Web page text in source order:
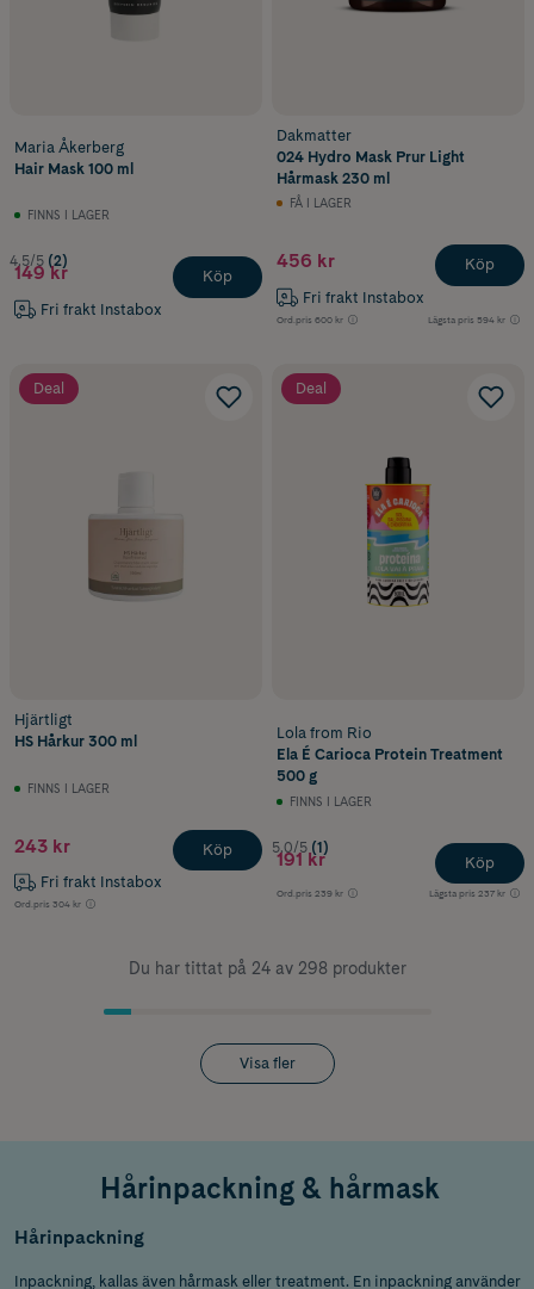
Maria Åkerberg
Hair Mask 100 ml
FINNS I LAGER
4.5/5 (2)
149 kr
Fri frakt Instabox
Köp
Dakmatter
024 Hydro Mask Prur Light
Hårmask 230 ml
FÅ I LAGER
456 kr
Fri frakt Instabox
Ord.pris 600 kr Lägsta pris 594 kr
Köp
Deal
Hjärtligt
HS Hårkur 300 ml
FINNS I LAGER
243 kr
Fri frakt Instabox
Ord.pris 304 kr
Köp
Deal
Lola from Rio
Ela É Carioca Protein Treatment
500 g
FINNS I LAGER
5.0/5 (1)
191 kr
Ord.pris 239 kr Lägsta pris 237 kr
Köp
Du har tittat på 24 av 298 produkter
Visa fler
Hårinpackning & hårmask
Hårinpackning
Inpackning, kallas även hårmask eller treatment. En inpackning använder